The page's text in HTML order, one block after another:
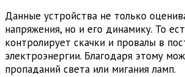
Данные устройства не только
напряжения, но и его динамику. То
контролирует скачки и провалы в
электроэнергии. Благодаря этому
пропаданий света или мигания ламп.